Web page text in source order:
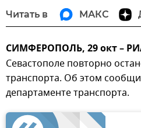
Читать в МАКС
СИМФЕРОПОЛЬ, 29 окт –
Севастополе повторно
транспорта. Об этом
департаменте транспорта.